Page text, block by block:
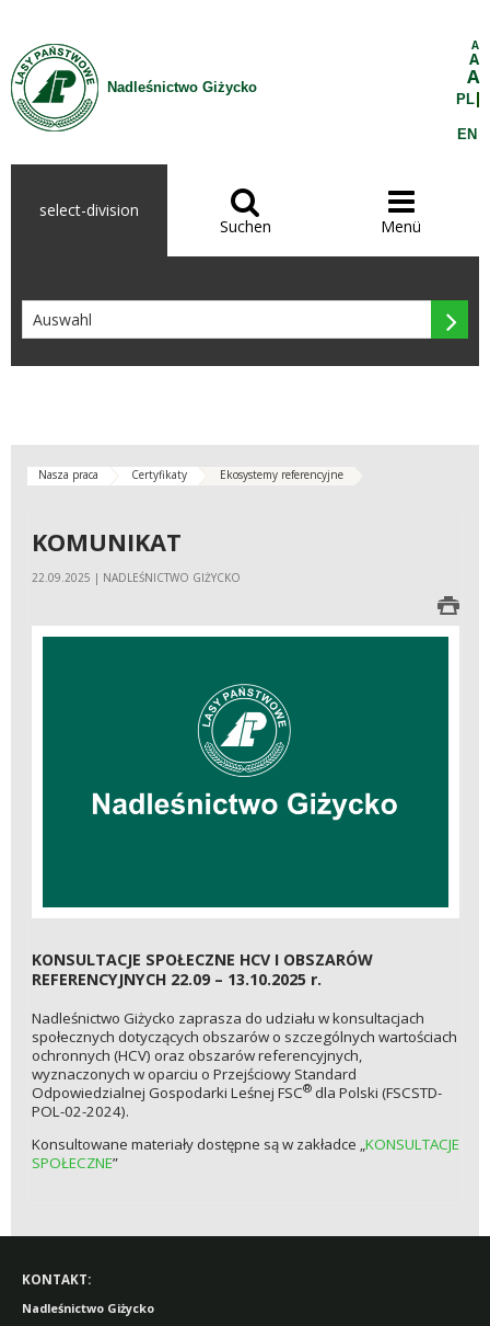
Nadleśnictwo Giżycko
A
A
A
PL
EN
select-division 
Suchen

Menü

Nasza praca Certyfikaty Ekosystemy referencyjne
KOMUNIKAT
22.09.2025 | NADLEŚNICTWO GIŻYCKO
KONSULTACJE SPOŁECZNE HCV I OBSZARÓW
REFERENCYJNYCH 22.09 – 13.10.2025 r.
Nadleśnictwo Giżycko zaprasza do udziału w konsultacjach
społecznych dotyczących obszarów o szczególnych wartościach
ochronnych (HCV) oraz obszarów referencyjnych,
wyznaczonych w oparciu o Przejściowy Standard
Odpowiedzialnej Gospodarki Leśnej FSC®dla Polski (FSCSTD-
POL-02-2024).
Konsultowane materiały dostępne są w zakładce „KONSULTACJE
SPOŁECZNE”
KONTAKT:
Nadleśnictwo Giżycko